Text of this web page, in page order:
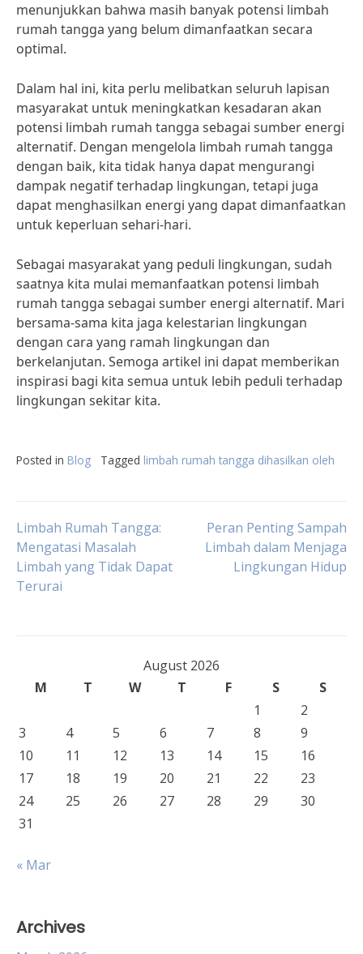
menunjukkan bahwa masih banyak potensi limbah
rumah tangga yang belum dimanfaatkan secara
optimal.
Dalam hal ini, kita perlu melibatkan seluruh lapisan
masyarakat untuk meningkatkan kesadaran akan
potensi limbah rumah tangga sebagai sumber energi
alternatif. Dengan mengelola limbah rumah tangga
dengan baik, kita tidak hanya dapat mengurangi
dampak negatif terhadap lingkungan, tetapi juga
dapat menghasilkan energi yang dapat dimanfaatkan
untuk keperluan sehari-hari.
Sebagai masyarakat yang peduli lingkungan, sudah
saatnya kita mulai memanfaatkan potensi limbah
rumah tangga sebagai sumber energi alternatif. Mari
bersama-sama kita jaga kelestarian lingkungan
dengan cara yang ramah lingkungan dan
berkelanjutan. Semoga artikel ini dapat memberikan
inspirasi bagi kita semua untuk lebih peduli terhadap
lingkungan sekitar kita.
Posted in Blog Tagged limbah rumah tangga dihasilkan oleh
Post
navigation
Limbah Rumah Tangga:
Mengatasi Masalah
Limbah yang Tidak Dapat
Terurai
Peran Penting Sampah
Limbah dalam Menjaga
Lingkungan Hidup
August 2026
M
T W T F S
S
1
2
3
4 5 6 7 8
9
10
11 12 13 14 15
16
17
18 19 20 21 22
23
24
25 26 27 28 29
30
31
« Mar
Archives